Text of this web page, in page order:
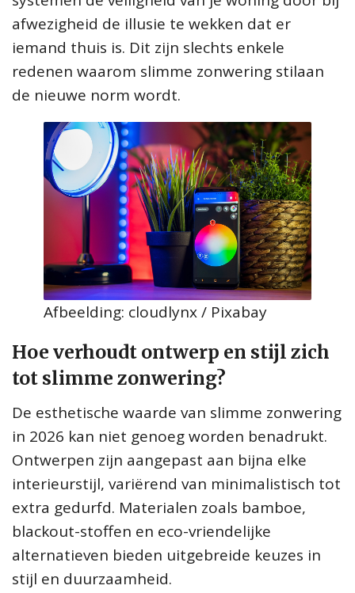
afwezigheid de illusie te wekken dat er
iemand thuis is. Dit zijn slechts enkele
redenen waarom slimme zonwering stilaan
de nieuwe norm wordt.
Afbeelding: cloudlynx / Pixabay
Hoe verhoudt ontwerp en stijl zich
tot slimme zonwering?
De esthetische waarde van slimme zonwering
in 2026 kan niet genoeg worden benadrukt.
Ontwerpen zijn aangepast aan bijna elke
interieurstijl, variërend van minimalistisch tot
extra gedurfd. Materialen zoals bamboe,
blackout-stoffen en eco-vriendelijke
alternatieven bieden uitgebreide keuzes in
stijl en duurzaamheid.